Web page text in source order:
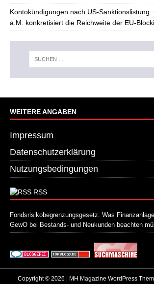
Kontokündigungen nach US-
a.M. konkretisiert die Reichweite der EU-
WEITERE ANGABEN
Impressum
Datenschutzerklärung
Nutzungsbedingungen
RSS
Fondsrisikobegrenzungsgesetz: Was
GewO bei Bestands- und Neukunden beachten
Copyright © 2026 | MH Magazine WordPress